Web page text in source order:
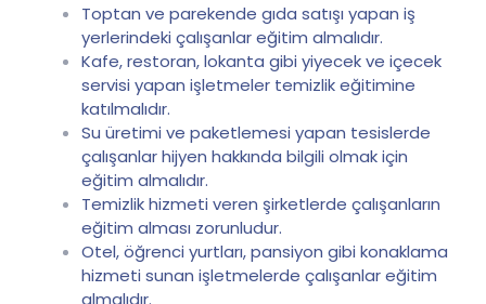
Toptan ve parekende gıda satışı yapan iş
yerlerindeki çalışanlar eğitim almalıdır.
Kafe, restoran, lokanta gibi yiyecek ve içecek
servisi yapan işletmeler temizlik eğitimine
katılmalıdır.
Su üretimi ve paketlemesi yapan tesislerde
çalışanlar hijyen hakkında bilgili olmak için
eğitim almalıdır.
Temizlik hizmeti veren şirketlerde çalışanların
eğitim alması zorunludur.
Otel, öğrenci yurtları, pansiyon gibi konaklama
hizmeti sunan işletmelerde çalışanlar eğitim
almalıdır.